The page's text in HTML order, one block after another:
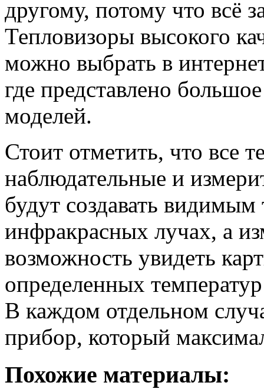
другому, потому что всё
Тепловизоры высокого
можно выбрать в
где представлено
моделей.
Стоит отметить, что все
наблюдательные и
будут создавать
инфракрасных лучах, а
возможность увидеть
определенных
В каждом отдельном
прибор, который
Похожие материалы: